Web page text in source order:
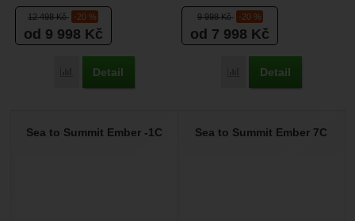
12 498Kč -20 %
od 9 998 Kč
Přidat 'Sea to Summit Ascent -9C' k porovnání
Detail
hlavně přizpůsobivý spací pytel,
který nabízí dokonalou...
9 998Kč -20 %
od 7 998 Kč
Přidat 'Sea to Summit
Detail
hlavně přizpůsobivý spací pytel,
který nabízí dokonalou...
Sea to Summit Ember -1C Sea to Summit Ember 7C